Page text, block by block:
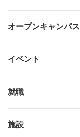
オープンキャンパス
イベント
就職
施設